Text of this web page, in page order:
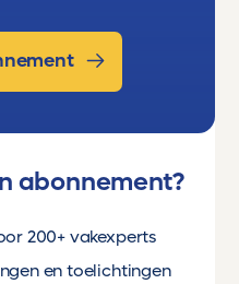
abonnement?
200+ vakexperts
en toelichtingen